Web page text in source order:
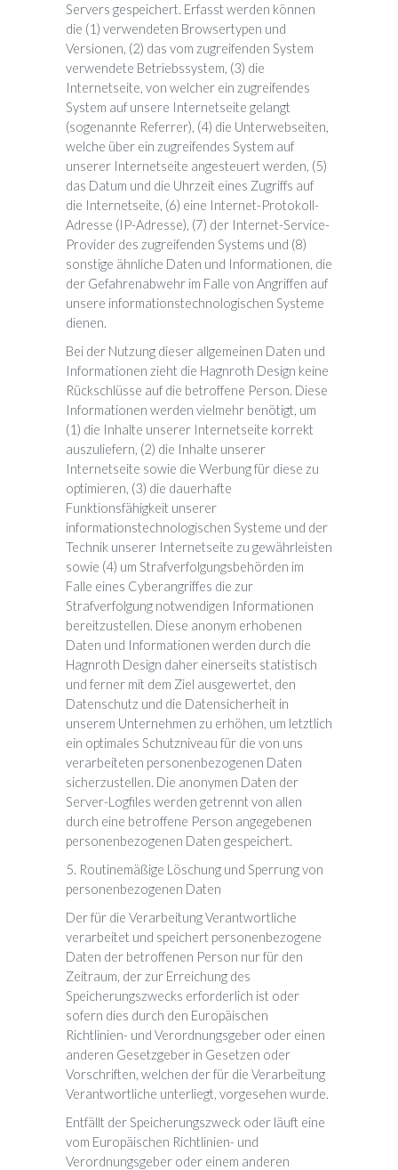
Servers gespeichert. Erfasst werden können
die (1) verwendeten Browsertypen und
Versionen, (2) das vom zugreifenden System
verwendete Betriebssystem, (3) die
Internetseite, von welcher ein zugreifendes
System auf unsere Internetseite gelangt
(sogenannte Referrer), (4) die Unterwebseiten,
welche über ein zugreifendes System auf
unserer Internetseite angesteuert werden, (5)
das Datum und die Uhrzeit eines Zugriffs auf
die Internetseite, (6) eine Internet-Protokoll-
Adresse (IP-Adresse), (7) der Internet-Service-
Provider des zugreifenden Systems und (8)
sonstige ähnliche Daten und Informationen, die
der Gefahrenabwehr im Falle von Angriffen auf
unsere informationstechnologischen Systeme
dienen.
Bei der Nutzung dieser allgemeinen Daten und
Informationen zieht die Hagnroth Design keine
Rückschlüsse auf die betroffene Person. Diese
Informationen werden vielmehr benötigt, um
(1) die Inhalte unserer Internetseite korrekt
auszuliefern, (2) die Inhalte unserer
Internetseite sowie die Werbung für diese zu
optimieren, (3) die dauerhafte
Funktionsfähigkeit unserer
informationstechnologischen Systeme und der
Technik unserer Internetseite zu gewährleisten
sowie (4) um Strafverfolgungsbehörden im
Falle eines Cyberangriffes die zur
Strafverfolgung notwendigen Informationen
bereitzustellen. Diese anonym erhobenen
Daten und Informationen werden durch die
Hagnroth Design daher einerseits statistisch
und ferner mit dem Ziel ausgewertet, den
Datenschutz und die Datensicherheit in
unserem Unternehmen zu erhöhen, um letztlich
ein optimales Schutzniveau für die von uns
verarbeiteten personenbezogenen Daten
sicherzustellen. Die anonymen Daten der
Server-Logfiles werden getrennt von allen
durch eine betroffene Person angegebenen
personenbezogenen Daten gespeichert.
5. Routinemäßige Löschung und Sperrung von
personenbezogenen Daten
Der für die Verarbeitung Verantwortliche
verarbeitet und speichert personenbezogene
Daten der betroffenen Person nur für den
Zeitraum, der zur Erreichung des
Speicherungszwecks erforderlich ist oder
sofern dies durch den Europäischen
Richtlinien- und Verordnungsgeber oder einen
anderen Gesetzgeber in Gesetzen oder
Vorschriften, welchen der für die Verarbeitung
Verantwortliche unterliegt, vorgesehen wurde.
Entfällt der Speicherungszweck oder läuft eine
vom Europäischen Richtlinien- und
Verordnungsgeber oder einem anderen